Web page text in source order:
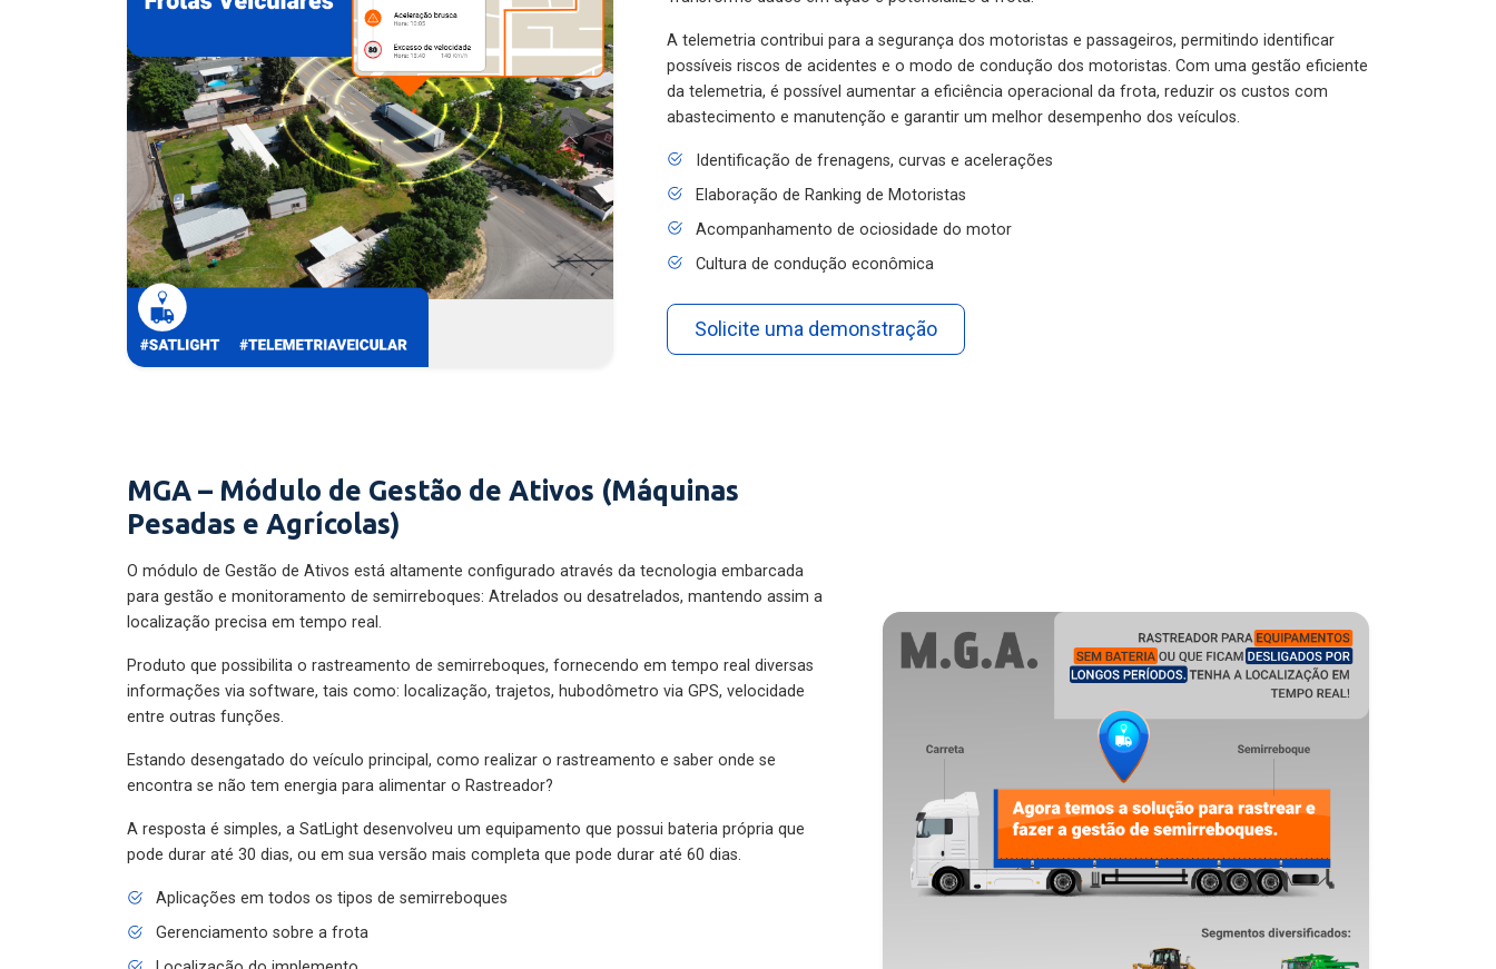
A telemetria contribui para a segurança dos motoristas e passageiros, permitindo identificar
possíveis riscos de acidentes e o modo de condução dos motoristas. Com uma gestão eficiente
da telemetria, é possível aumentar a eficiência operacional da frota, reduzir os custos com
abastecimento e manutenção e garantir um melhor desempenho dos veículos.
Identificação de frenagens, curvas e acelerações
Elaboração de Ranking de Motoristas
Acompanhamento de ociosidade do motor
Cultura de condução econômica
Solicite uma demonstração
MGA – Módulo de Gestão de Ativos (Máquinas
Pesadas e Agrícolas)
O módulo de Gestão de Ativos está altamente configurado através da tecnologia embarcada
para gestão e monitoramento de semirreboques: Atrelados ou desatrelados, mantendo assim a
localização precisa em tempo real.
Produto que possibilita o rastreamento de semirreboques, fornecendo em tempo real diversas
informações via software, tais como: localização, trajetos, hubodômetro via GPS, velocidade
entre outras funções.
Estando desengatado do veículo principal, como realizar o rastreamento e saber onde se
encontra se não tem energia para alimentar o Rastreador?
A resposta é simples, a SatLight desenvolveu um equipamento que possui bateria própria que
pode durar até 30 dias, ou em sua versão mais completa que pode durar até 60 dias.
Aplicações em todos os tipos de semirreboques
Gerenciamento sobre a frota
Localização do implemento